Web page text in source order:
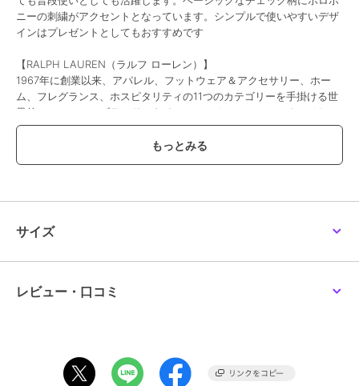
ニーの刺繍がアクセントとなっています。シンプルで使いやすいデザ
インはプレゼントとしてもおすすめです
【RALPH LAUREN（ラルフ ローレン）】
1967年に創業以来、アパレル、フットウェア＆アクセサリー、ホー
ム、フレグランス、ホスピタリティの11つのカテゴリーを手掛ける世
界的ファッションブランド。タイムレスでオーセンティック、そして
アイコンである「ポロ プレイヤー ロゴ」は、歴史と信頼性を表し世
品番/カラー：11806006 A ネイビー B ベージュ C ダークグリーン D
ワイン
ブランド
グ
サイズ
レビュー・口コミ